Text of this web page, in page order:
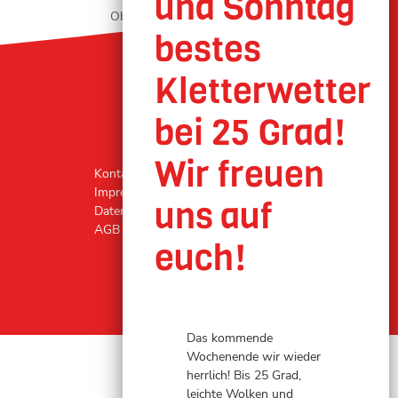
Oberhausen geöffnet
Kontakt
Impressum
Datenschutz
AGB
Das kommende
Wochenende wir wieder
herrlich! Bis 25 Grad,
leichte Wolken und